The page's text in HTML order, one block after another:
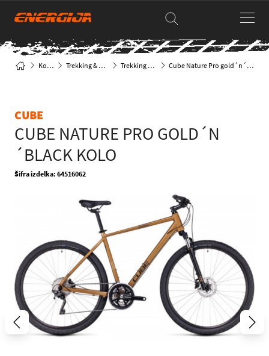
Kolesa Trekking & Mestna Trekking kolesa Cube Nature Pro gold´n´black kolo
CUBE
CUBE NATURE PRO GOLD´N
´BLACK KOLO
Šifra izdelka: 64516062